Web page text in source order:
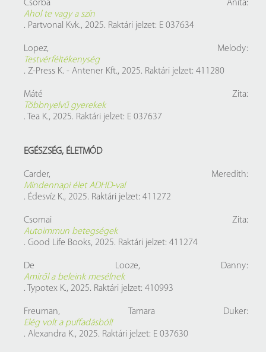
Csorba Anita:
Ahol te vagy a szín
. Partvonal Kvk., 2025. Raktári jelzet: E 037634
Lopez, Melody:
Testvérféltékenység
. Z-Press K. - Antener Kft., 2025. Raktári jelzet: 411280
Máté Zita:
Többnyelvű gyerekek
. Tea K., 2025. Raktári jelzet: E 037637
EGÉSZSÉG, ÉLETMÓD
Carder, Meredith:
Mindennapi élet ADHD-val
. Édesvíz K., 2025. Raktári jelzet: 411272
Csomai Zita:
Autoimmun betegségek
. Good Life Books, 2025. Raktári jelzet: 411274
De Looze, Danny:
Amiről a beleink mesélnek
. Typotex K., 2025. Raktári jelzet: 410993
Freuman, Tamara Duker:
Elég volt a puffadásból!
. Alexandra K., 2025. Raktári jelzet: E 037630